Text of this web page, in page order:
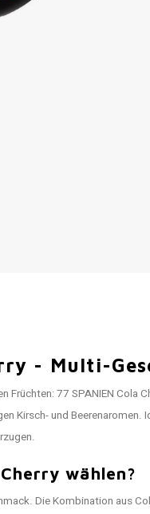
- Multi-
Früchten: 77 SPANIEN Cola
Kirsch- und Beerenaromen.
wählen?
Die Kombination aus